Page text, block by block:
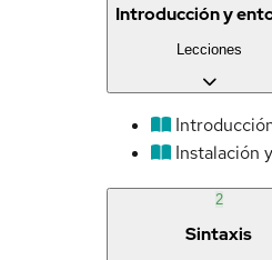
Introducción y
Lecciones
Instalación
2
Sintaxis